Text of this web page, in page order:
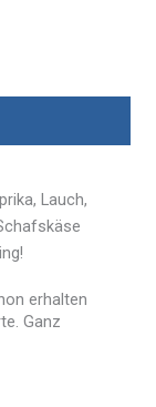
Lauch,
erhalten
Ganz